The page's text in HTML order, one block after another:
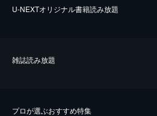
U-NEXTオリジナル書籍読み放題
雑誌読み放題
プロが選ぶおすすめ特集